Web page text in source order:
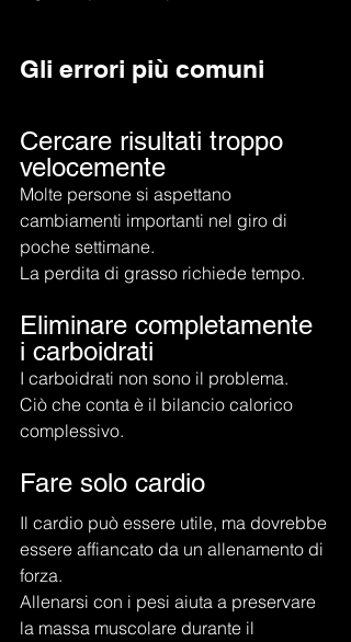
Gli errori più comuni
Cercare risultati troppo
velocemente
Molte persone si aspettano
cambiamenti importanti nel giro di
poche settimane.
La perdita di grasso richiede tempo.
Eliminare completamente
i carboidrati
I carboidrati non sono il problema.
Ciò che conta è il bilancio calorico
complessivo.
Fare solo cardio
Il cardio può essere utile, ma dovrebbe
essere affiancato da un allenamento di
forza.
Allenarsi con i pesi aiuta a preservare
la massa muscolare durante il